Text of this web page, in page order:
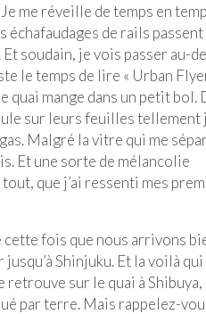
me réveille de temps en
échafaudages de rails
soudain, je vois passer au-
le temps de lire « Urban
mange dans un petit bol.
sur leurs feuilles tellement
Malgré la vitre qui me
Et une sorte de mélancolie
tout, que j’ai ressenti mes
cette fois que nous arrivons
Shinjuku. Et la voilà qui
retrouve sur le quai à Shibuya,
par terre. Mais rappelez-